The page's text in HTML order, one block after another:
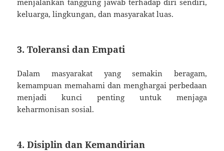
keluarga, lingkungan, dan masyarakat luas.
3.Toleransi dan Empati
Dalam masyarakat yang semakin beragam,
kemampuan memahami dan menghargai perbedaan
menjadi kunci penting untuk menjaga
keharmonisan sosial.
4.Disiplin dan Kemandirian